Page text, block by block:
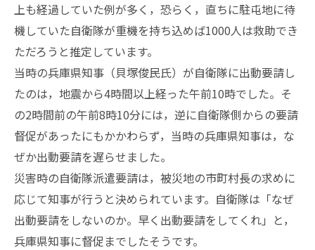
上も経過していた例が多く，恐らく，直ちに駐屯地に待
機していた自衛隊が重機を持ち込めば1000人は救助でき
ただろうと推定しています。
当時の兵庫県知事（貝塚俊民氏）が自衛隊に出動要請し
たのは，地震から4時間以上経った午前10時でした。そ
の2時間前の午前8時10分には，逆に自衛隊側からの要請
督促があったにもかかわらず，当時の兵庫県知事は，な
ぜか出動要請を遅らせました。
災害時の自衛隊派遣要請は，被災地の市町村長の求めに
応じて知事が行うと決められています。自衛隊は「なぜ
出動要請をしないのか。早く出動要請をしてくれ」と，
兵庫県知事に督促までしたそうです。